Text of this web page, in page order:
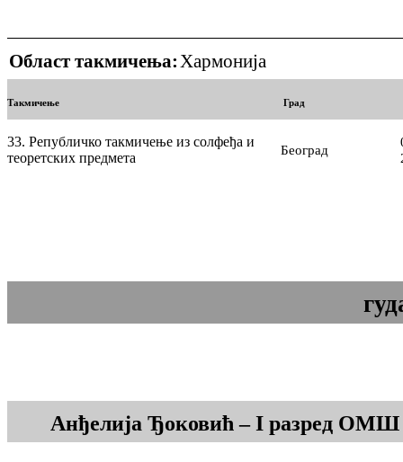
Област такмичења:Хармонија
Такмичење Град
33. Републичко такмичење из солфеђа и
теоретских предмета
Београд
Анђелија Ђоковић – I разред ОМШ